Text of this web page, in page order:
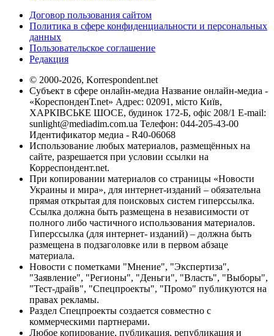
Договор пользования сайтом
Политика в сфере конфиденциальности и персональных
данных
Пользовательское соглашение
Редакция
© 2000-2026, Korrespondent.net
Субъект в сфере онлайн-медиа Название онлайн-медиа -
«КореспонденТ.net» Адрес: 02091, місто Київ,
ХАРКІВСЬКЕ ШОСЕ, будинок 172-Б, офіс 208/1 E-mail:
sunlight@mediadim.com.ua Телефон: 044-205-43-00
Идентификатор медиа - R40-06068
Использование любых материалов, размещённых на
сайте, разрешается при условии ссылки на
Корреспондент.net.
При копировании материалов со страницы «Новости
Украины и мира», для интернет-изданий – обязательна
прямая открытая для поисковых систем гиперссылка.
Ссылка должна быть размещена в независимости от
полного либо частичного использования материалов.
Гиперссылка (для интернет- изданий) – должна быть
размещена в подзаголовке или в первом абзаце
материала.
Новости с пометками "Мнение", "Экспертиза",
"Заявление", "Регионы", "Деньги", "Власть", "Выборы",
"Тест-драйв", "Спецпроекты", "Промо" публикуются на
правах рекламы.
Раздел Спецпроекты создается совместно с
коммерческими партнерами.
Любое копирование, публикация, републикация и